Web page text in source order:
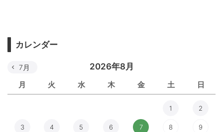
カレンダー
2026年8月
月 火 水 木 金 土 日
7月
1 2
3 4 5 6 7 8 9